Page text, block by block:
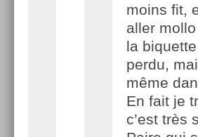
moins fit,
aller
la
perdu,
même
En fait je
c’est très